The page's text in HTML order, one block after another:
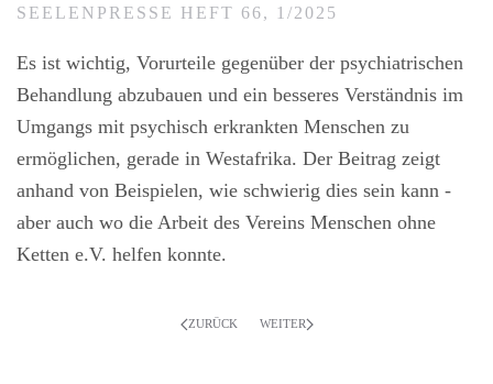
SEELENPRESSE HEFT 66, 1/2025
Es ist wichtig, Vorurteile gegenüber der psychiatrischen
Behandlung abzubauen und ein besseres Verständnis im
Umgangs mit psychisch erkrankten Menschen zu
ermöglichen, gerade in Westafrika. Der Beitrag zeigt
anhand von Beispielen, wie schwierig dies sein kann -
aber auch wo die Arbeit des Vereins Menschen ohne
Ketten e.V. helfen konnte.
ZURÜCK WEITER